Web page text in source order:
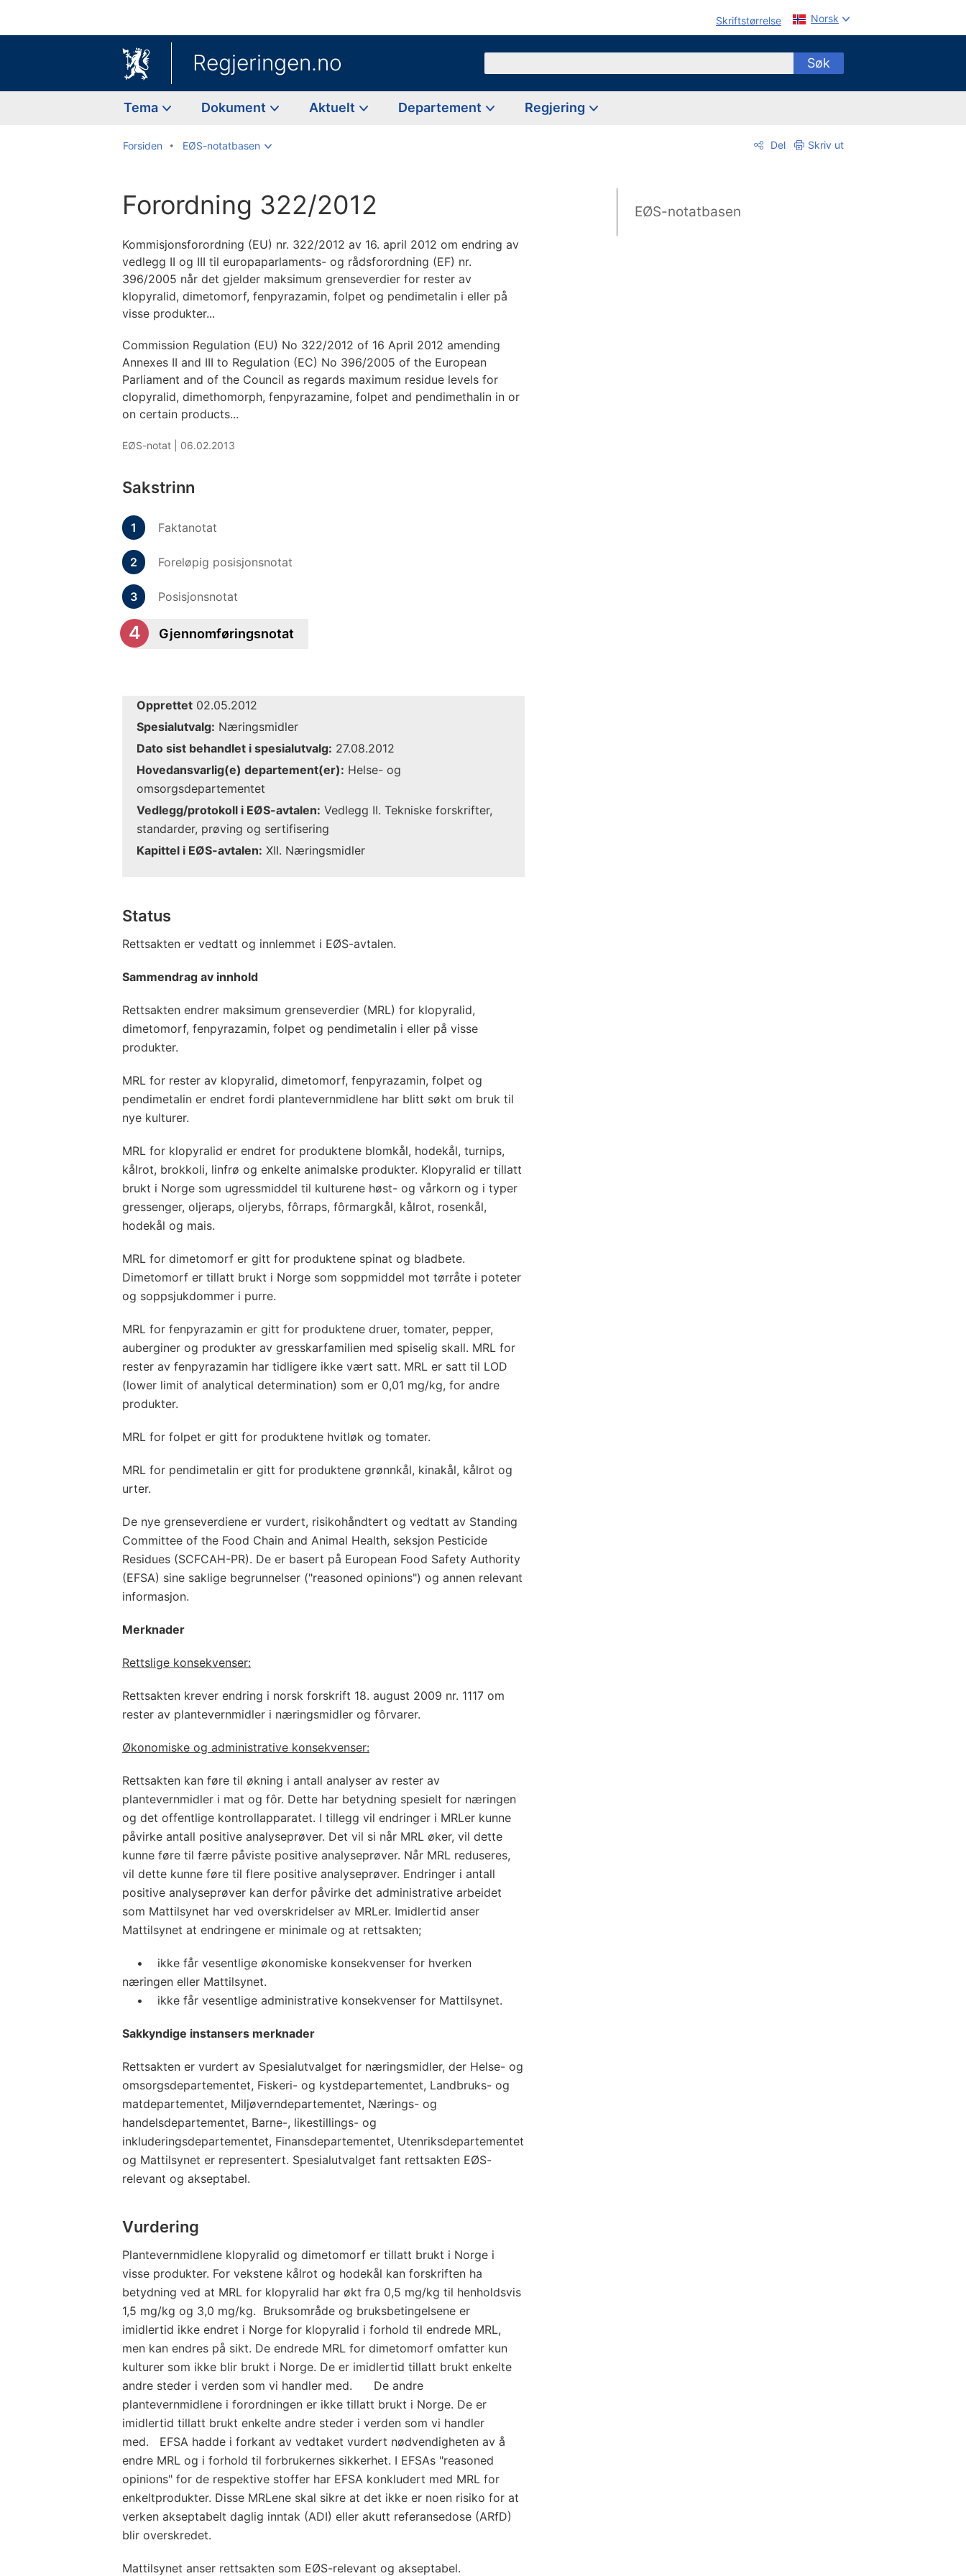
Skriftstørrelse Norsk
Regjeringen.no Søk
Tema Dokument Aktuelt Departement Regjering
Forsiden EØS-notatbasen Del Skriv ut
Forordning 322/2012
Kommisjonsforordning (EU) nr. 322/2012 av 16. april 2012 om endring av
vedlegg II og III til europaparlaments- og rådsforordning (EF) nr.
396/2005 når det gjelder maksimum grenseverdier for rester av
klopyralid, dimetomorf, fenpyrazamin, folpet og pendimetalin i eller på
visse produkter...
Commission Regulation (EU) No 322/2012 of 16 April 2012 amending
Annexes II and III to Regulation (EC) No 396/2005 of the European
Parliament and of the Council as regards maximum residue levels for
clopyralid, dimethomorph, fenpyrazamine, folpet and pendimethalin in or
on certain products...
EØS-notat | 06.02.2013
Sakstrinn
Faktanotat
Foreløpig posisjonsnotat
Posisjonsnotat
Gjennomføringsnotat
Opprettet 02.05.2012
Spesialutvalg: Næringsmidler
Dato sist behandlet i spesialutvalg: 27.08.2012
Hovedansvarlig(e) departement(er): Helse- og
omsorgsdepartementet
Vedlegg/protokoll i EØS-avtalen: Vedlegg II. Tekniske forskrifter,
standarder, prøving og sertifisering
Kapittel i EØS-avtalen: XII. Næringsmidler
Status
Rettsakten er vedtatt og innlemmet i EØS-avtalen.
Sammendrag av innhold
Rettsakten endrer maksimum grenseverdier (MRL) for klopyralid,
dimetomorf, fenpyrazamin, folpet og pendimetalin i eller på visse
produkter.
MRL for rester av klopyralid, dimetomorf, fenpyrazamin, folpet og
pendimetalin er endret fordi plantevernmidlene har blitt søkt om bruk til
nye kulturer.
MRL for klopyralid er endret for produktene blomkål, hodekål, turnips,
kålrot, brokkoli, linfrø og enkelte animalske produkter. Klopyralid er tillatt
brukt i Norge som ugressmiddel til kulturene høst- og vårkorn og i typer
gressenger, oljeraps, oljerybs, fôrraps, fôrmargkål, kålrot, rosenkål,
hodekål og mais.
MRL for dimetomorf er gitt for produktene spinat og bladbete.
Dimetomorf er tillatt brukt i Norge som soppmiddel mot tørråte i poteter
og soppsjukdommer i purre.
MRL for fenpyrazamin er gitt for produktene druer, tomater, pepper,
auberginer og produkter av gresskarfamilien med spiselig skall. MRL for
rester av fenpyrazamin har tidligere ikke vært satt. MRL er satt til LOD
(lower limit of analytical determination) som er 0,01 mg/kg, for andre
produkter.
MRL for folpet er gitt for produktene hvitløk og tomater.
MRL for pendimetalin er gitt for produktene grønnkål, kinakål, kålrot og
urter.
De nye grenseverdiene er vurdert, risikohåndtert og vedtatt av Standing
Committee of the Food Chain and Animal Health, seksjon Pesticide
Residues (SCFCAH-PR). De er basert på European Food Safety Authority
(EFSA) sine saklige begrunnelser ("reasoned opinions") og annen relevant
informasjon.
Merknader
Rettslige konsekvenser:
Rettsakten krever endring i norsk forskrift 18. august 2009 nr. 1117 om
rester av plantevernmidler i næringsmidler og fôrvarer.
Økonomiske og administrative konsekvenser:
Rettsakten kan føre til økning i antall analyser av rester av
plantevernmidler i mat og fôr. Dette har betydning spesielt for næringen
og det offentlige kontrollapparatet. I tillegg vil endringer i MRLer kunne
påvirke antall positive analyseprøver. Det vil si når MRL øker, vil dette
kunne føre til færre påviste positive analyseprøver. Når MRL reduseres,
vil dette kunne føre til flere positive analyseprøver. Endringer i antall
positive analyseprøver kan derfor påvirke det administrative arbeidet
som Mattilsynet har ved overskridelser av MRLer. Imidlertid anser
Mattilsynet at endringene er minimale og at rettsakten;
• ikke får vesentlige økonomiske konsekvenser for hverken
næringen eller Mattilsynet.
• ikke får vesentlige administrative konsekvenser for Mattilsynet.
Sakkyndige instansers merknader
Rettsakten er vurdert av Spesialutvalget for næringsmidler, der Helse- og
omsorgsdepartementet, Fiskeri- og kystdepartementet, Landbruks- og
matdepartementet, Miljøverndepartementet, Nærings- og
handelsdepartementet, Barne-, likestillings- og
inkluderingsdepartementet, Finansdepartementet, Utenriksdepartementet
og Mattilsynet er representert. Spesialutvalget fant rettsakten EØS-
relevant og akseptabel.
Vurdering
Plantevernmidlene klopyralid og dimetomorf er tillatt brukt i Norge i
visse produkter. For vekstene kålrot og hodekål kan forskriften ha
betydning ved at MRL for klopyralid har økt fra 0,5 mg/kg til henholdsvis
1,5 mg/kg og 3,0 mg/kg. Bruksområde og bruksbetingelsene er
imidlertid ikke endret i Norge for klopyralid i forhold til endrede MRL,
men kan endres på sikt. De endrede MRL for dimetomorf omfatter kun
kulturer som ikke blir brukt i Norge. De er imidlertid tillatt brukt enkelte
andre steder i verden som vi handler med. De andre
plantevernmidlene i forordningen er ikke tillatt brukt i Norge. De er
imidlertid tillatt brukt enkelte andre steder i verden som vi handler
med. EFSA hadde i forkant av vedtaket vurdert nødvendigheten av å
endre MRL og i forhold til forbrukernes sikkerhet. I EFSAs "reasoned
opinions" for de respektive stoffer har EFSA konkludert med MRL for
enkeltprodukter. Disse MRLene skal sikre at det ikke er noen risiko for at
verken akseptabelt daglig inntak (ADI) eller akutt referansedose (ARfD)
blir overskredet.
Mattilsynet anser rettsakten som EØS-relevant og akseptabel.
EØS-notatbasen